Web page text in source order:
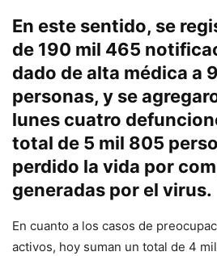
En este sentido, se
de 190 mil 465
dado de alta médica a
personas, y se
lunes cuatro
total de 5 mil 805
perdido la vida por
generadas por el virus.
En cuanto a los casos de
activos, hoy suman un total de 4